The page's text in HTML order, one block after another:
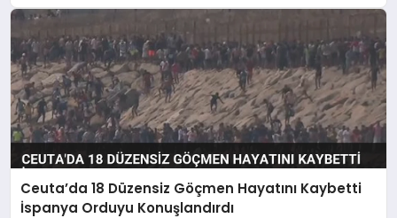
Ceuta’da 18 Düzensiz Göçmen Hayatını Kaybetti
İspanya Orduyu Konuşlandırdı